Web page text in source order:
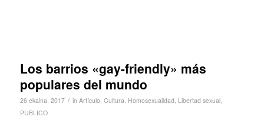
Los barrios «gay-friendly» más
populares del mundo
26 ekaina, 2017 / in Artículo, Cultura Homosexualidad Libertad sexual,
PUBLICO